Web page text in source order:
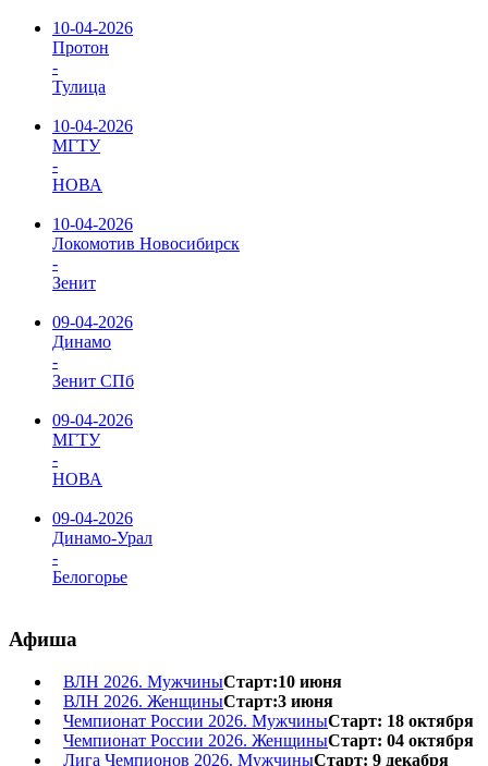
10-04-2026
Протон
-
Тулица
10-04-2026
МГТУ
-
НОВА
10-04-2026
Локомотив Новосибирск
-
Зенит
09-04-2026
Динамо
-
Зенит СПб
09-04-2026
МГТУ
-
НОВА
09-04-2026
Динамо-Урал
-
Белогорье
Афиша
ВЛН 2026. МужчиныСтарт:10 июня
ВЛН 2026. ЖенщиныСтарт:3 июня
Чемпионат России 2026. МужчиныСтарт: 18 октября
Чемпионат России 2026. ЖенщиныСтарт: 04 октября
Лига Чемпионов 2026. МужчиныСтарт: 9 декабря